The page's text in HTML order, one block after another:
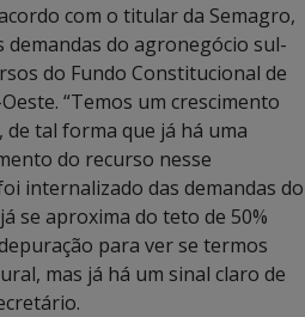
com o titular da Semagro,
demandas do agronegócio sul-
do Fundo Constitucional de
“Temos um crescimento
de tal forma que já há uma
do recurso nesse
internalizado das demandas do
se aproxima do teto de 50%
para ver se termos
mas já há um sinal claro de